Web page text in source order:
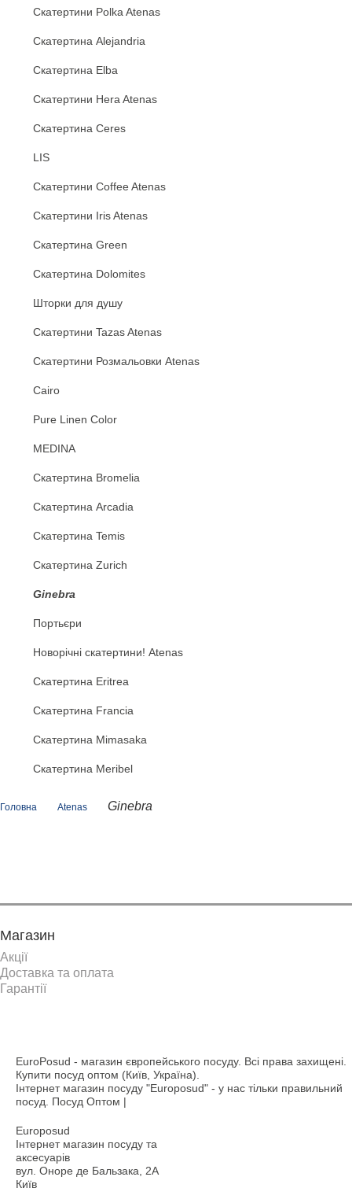
Скатертини Polka Atenas
Скатертина Alejandria
Скатертина Elba
Скатертини Hera Atenas
Скатертина Ceres
LIS
Скатертини Coffee Atenas
Скатертини Iris Atenas
Скатертина Green
Скатертина Dolomites
Шторки для душу
Скатертини Tazas Atenas
Скатертини Розмальовки Atenas
Cairo
Pure Linen Color
MEDINA
Скатертина Bromelia
Скатертина Arcadia
Скатертина Temis
Скатертина Zurich
Ginebra
Портьєри
Новорічні скатертини! Atenas
Скатертина Eritrea
Скатертина Francia
Скатертина Mimasaka
Скатертина Meribel
Головна Atenas Ginebra
Магазин
Акції
Доставка та оплата
Гарантії
EuroPosud - магазин європейського посуду. Всі права захищені.
Купити посуд оптом (Київ, Україна).
Інтернет магазин посуду "Europosud" - у нас тільки правильний
посуд. Посуд Оптом |
Europosud
Інтернет магазин посуду та
аксесуарів
вул. Оноре де Бальзака, 2А
Київ